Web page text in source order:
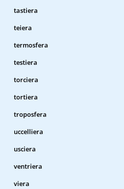
tastiera
teiera
termosfera
testiera
torciera
tortiera
troposfera
uccelliera
usciera
ventriera
viera